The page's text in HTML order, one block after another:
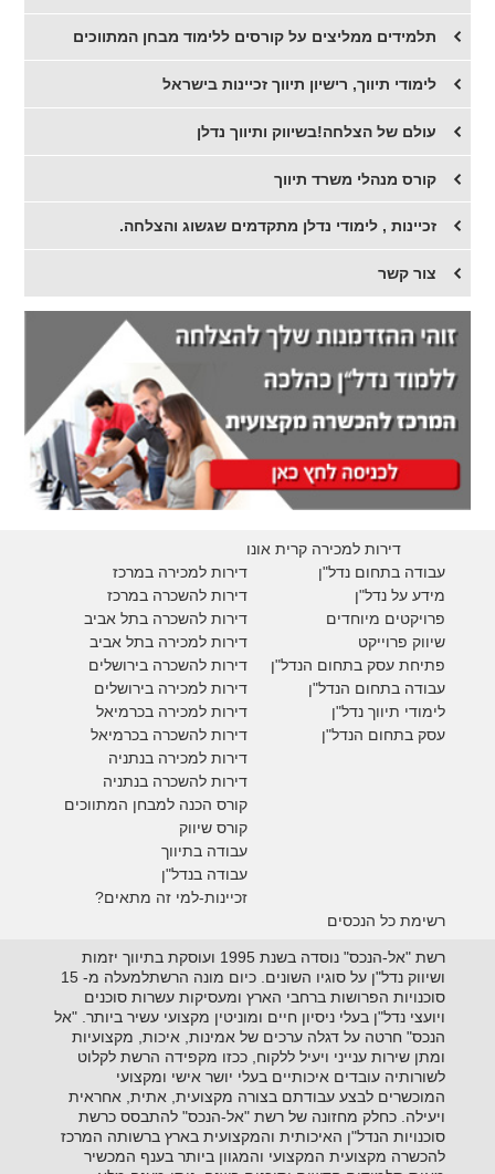
תלמידים ממליצים על קורסים ללימוד מבחן המתווכים
לימודי תיווך, רישיון תיווך זכיינות בישראל
עולם של הצלחה!בשיווק ותיווך נדלן
קורס מנהלי משרד תיווך
זכיינות , לימודי נדלן מתקדמים שגשוג והצלחה.
צור קשר
דירות למכירה קרית אונו
דירות למכירה במרכז
דירות להשכרה במרכז
דירות להשכרה בתל אביב
דירות למכירה בתל אביב
דירות להשכרה בירושלים
דירות למכירה בירושלים
דירות למכירה בכרמיאל
דירות להשכרה בכרמיאל
דירות למכירה בנתניה
דירות להשכרה בנתניה
קורס הכנה למבחן המתווכים
קורס שיווק
עבודה בתיווך
עבודה בנדל"ן
זכיינות-למי זה מתאים?
עבודה בתחום נדל"ן
מידע על נדל"ן
פרויקטים מיוחדים
שיווק פרוייקט
פתיחת עסק בתחום הנדל"ן
עבודה בתחום הנדל"ן
לימודי תיווך נדל"ן
עסק בתחום הנדל"ן
רשימת כל הנכסים
רשת "אל-הנכס" נוסדה בשנת 1995 ועוסקת בתיווך יזמות
ושיווק נדל"ן על סוגיו השונים. כיום מונה הרשתלמעלה מ- 15
סוכנויות הפרושות ברחבי הארץ ומעסיקות עשרות סוכנים
ויועצי נדל"ן בעלי ניסיון חיים ומוניטין מקצועי עשיר ביותר. "אל
הנכס" חרטה על דגלה ערכים של אמינות, איכות, מקצועיות
ומתן שירות ענייני ויעיל ללקוח, ככזו מקפידה הרשת לקלוט
לשורותיה עובדים איכותיים בעלי יושר אישי ומקצועי
המוכשרים לבצע עבודתם בצורה מקצועית, אתית, אחראית
ויעילה. כחלק מחזונה של רשת "אל-הנכס" להתבסס כרשת
סוכנויות הנדל"ן האיכותית והמקצועית בארץ ברשותה המרכז
להכשרה מקצועית המקצועי והמגוון ביותר בענף המכשיר